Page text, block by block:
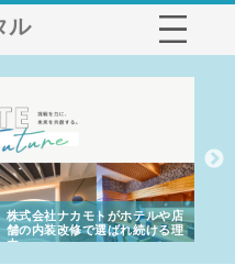
ル
株式会社ナカモトがホテルや店
舗の内装改修で選ばれ続ける理
由